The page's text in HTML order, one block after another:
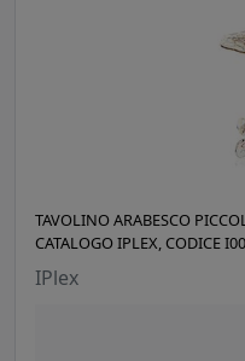
TAVOLINO ARABESCO
CATALOGO IPLEX, CODICE
IPlex